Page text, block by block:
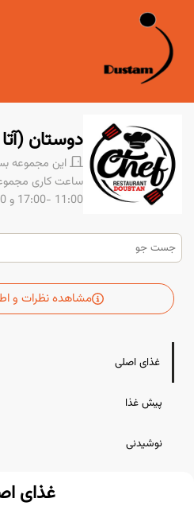
صفحه اصلی
غذا
صفحه اصلی
دوستم
درباره ما
تماس با ما
دوستان
این مجموعه
ساعت کاری
11:00 -17:00
و 19:00 -23:00
مشاهده نظرات و
غذای اصلی
پیش غذا
نوشیدنی
غذای